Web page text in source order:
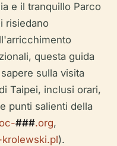
e il tranquillo Parco
risiedano
questa guida
sulla visita
Taipei, inclusi orari,
punti salienti della
###.org,
krolewski.pl).